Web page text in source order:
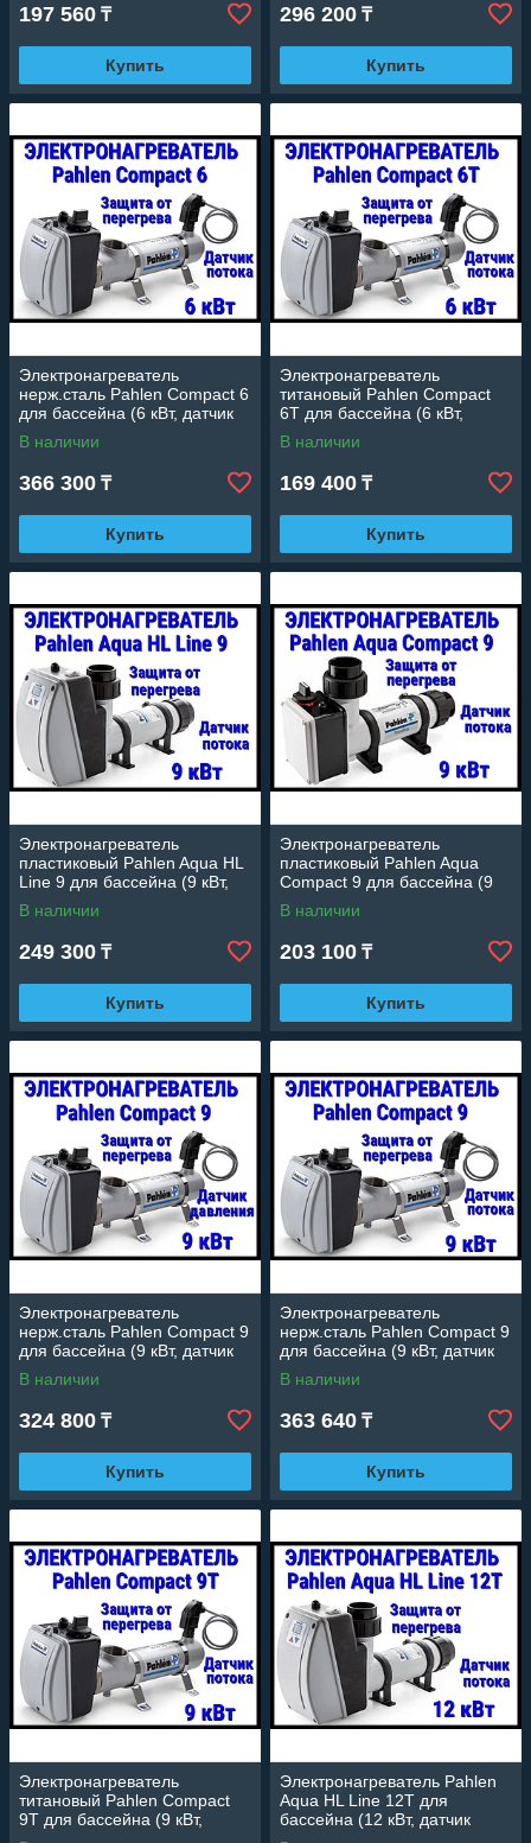
197 560 ₸
Купить
296 200 ₸
Купить
Электронагреватель
нерж.сталь Pahlen Compact 6
для бассейна (6 кВт, датчик
потока, защита от перегрева)
В наличии
366 300 ₸
Купить
Электронагреватель
титановый Pahlen Compact
6T для бассейна (6 кВт,
датчик потока, защита от
перегрева)
В наличии
169 400 ₸
Купить
Электронагреватель
пластиковый Pahlen Aqua HL
Line 9 для бассейна (9 кВт,
датчик потока, защита от
перегрева)
В наличии
249 300 ₸
Купить
Электронагреватель
пластиковый Pahlen Aqua
Compact 9 для бассейна (9
кВт, датчик потока, защита от
перегрева)
В наличии
203 100 ₸
Купить
Электронагреватель
нерж.сталь Pahlen Compact 9
для бассейна (9 кВт, датчик
давления, защита от
перегрева)
В наличии
324 800 ₸
Купить
Электронагреватель
нерж.сталь Pahlen Compact 9
для бассейна (9 кВт, датчик
потока, защита от перегрева)
В наличии
363 640 ₸
Купить
Электронагреватель
титановый Pahlen Compact
9T для бассейна (9 кВт,
датчик потока, защита от
Электронагреватель Pahlen
Aqua HL Line 12T для
бассейна (12 кВт, датчик
потока, защита от перегрева)